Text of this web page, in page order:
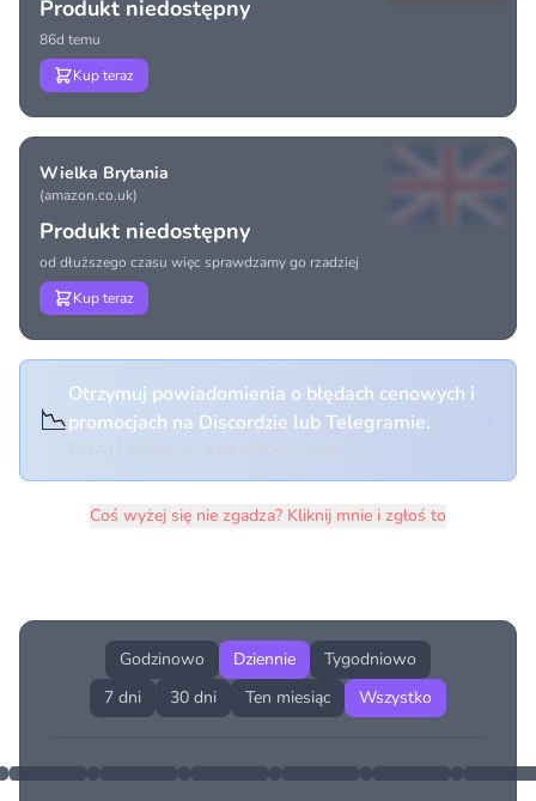
Produkt niedostępny
86d temu
Kup teraz
Wielka Brytania
(amazon.co.uk)
Produkt niedostępny
od dłuższego czasu więc sprawdzamy go rzadziej
Kup teraz
📉
Otrzymuj powiadomienia o błędach cenowych i
promocjach na Discordzie lub Telegramie.
Coś wyżej się nie zgadza? Kliknij mnie i zgłoś to
Godzinowo Dziennie
Tygodniowo
7 dni
30 dni Ten miesiąc Wszystko